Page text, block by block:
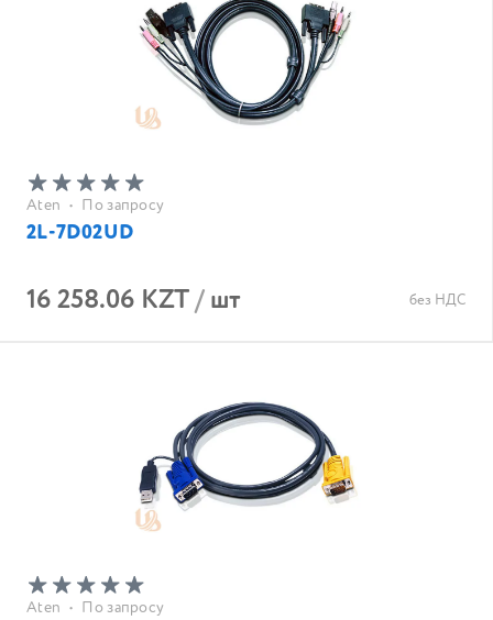
Aten • По запросу
2L-7D02UD
16 258.06 KZT/шт без НДС
Aten • По запросу